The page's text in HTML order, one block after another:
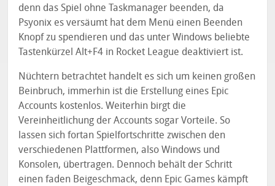
denn das Spiel ohne Taskmanager beenden, da
Psyonix es versäumt hat dem Menü einen Beenden
Knopf zu spendieren und das unter Windows beliebte
Tastenkürzel Alt+F4 in Rocket League deaktiviert ist.
Nüchtern betrachtet handelt es sich um keinen großen
Beinbruch, immerhin ist die Erstellung eines Epic
Accounts kostenlos. Weiterhin birgt die
Vereinheitlichung der Accounts sogar Vorteile. So
lassen sich fortan Spielfortschritte zwischen den
verschiedenen Plattformen, also Windows und
Konsolen, übertragen. Dennoch behält der Schritt
einen faden Beigeschmack, denn Epic Games kämpft